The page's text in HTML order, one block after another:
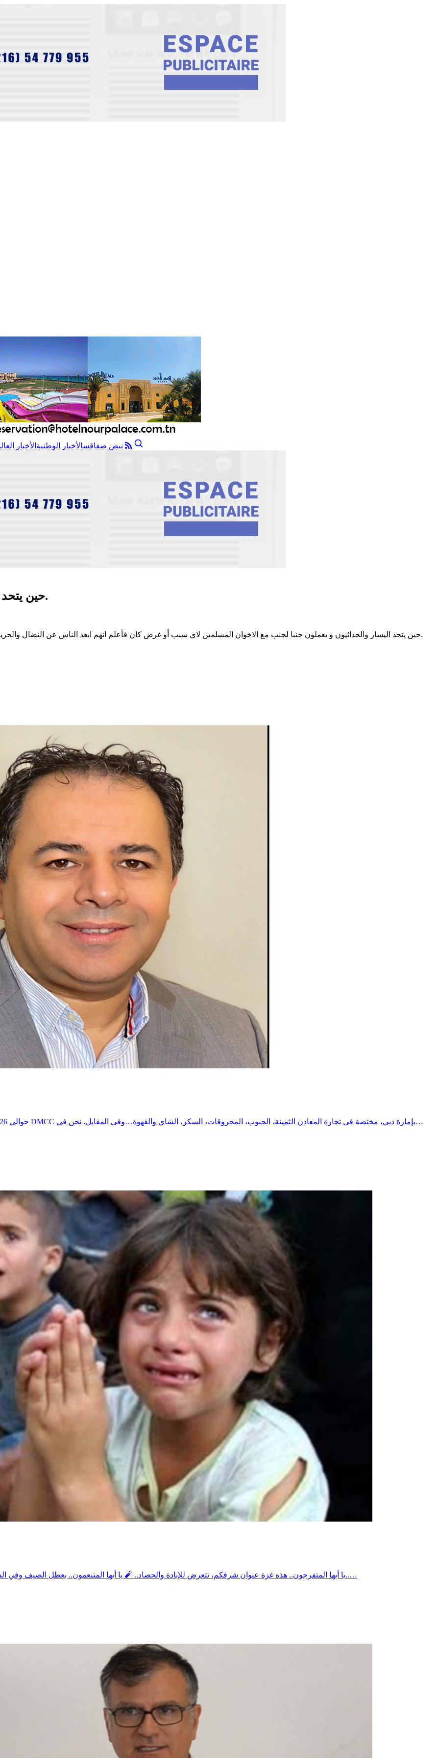
نبض صفاقسالأخبار الوطنية الأخبار
حين يتحد اليسار والإخوان المسلمين…فتحي الموسيقى.
حين يتحد اليسار والحداثيون و يعملون جنبا لجنب مع الاخوان المسلمين لاي سبب أو غرض كان فأعلم انهم ابعد الناس عن النضال والحرية والديمقراطية فهم مجرد جياع لا هدف لهم سوى نصيبهم من الغنيمة.
حوالي 26 ألف شركة مسجلة في القطب العالمي للتجارة والخدمات اللوجستية DMCC بإمارة دبي، مختصة في تجارة المعادن الثمينة، الحبوب، المحروقات، السكر، الشاي والقهوة…​وفي المقابل، نحن في…
🧨 يا أيها المتفرجون.. هذه غزة عنوان شرفكم، تتعرض للإبادة والحصاد.. 🧨 يا أيها المتنعمون.. بعطل الصيف وفي الشواطىء تنعمونْ.. هذة غزة تاريخكم المشع، تتحمّل التدمير والدمارْ..…